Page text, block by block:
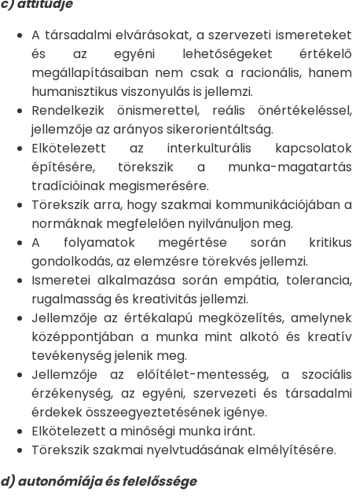
A társadalmi elvárásokat, a szervezeti ismereteket
és az egyéni lehetőségeket értékelő
megállapításaiban nem csak a racionális, hanem
humanisztikus viszonyulás is jellemzi.
Rendelkezik önismerettel, reális önértékeléssel,
jellemzője az arányos sikerorientáltság.
Elkötelezett az interkulturális kapcsolatok
építésére, törekszik a munka-magatartás
tradícióinak megismerésére.
Törekszik arra, hogy szakmai kommunikációjában a
normáknak megfelelően nyilvánuljon meg.
A folyamatok megértése során kritikus
gondolkodás, az elemzésre törekvés jellemzi.
Ismeretei alkalmazása során empátia, tolerancia,
rugalmasság és kreativitás jellemzi.
Jellemzője az értékalapú megközelítés, amelynek
középpontjában a munka mint alkotó és kreatív
tevékenység jelenik meg.
Jellemzője az előítélet-mentesség, a szociális
érzékenység, az egyéni, szervezeti és társadalmi
érdekek összeegyeztetésének igénye.
Elkötelezett a minőségi munka iránt.
Törekszik szakmai nyelvtudásának elmélyítésére.
d) autonómiája és felelőssége